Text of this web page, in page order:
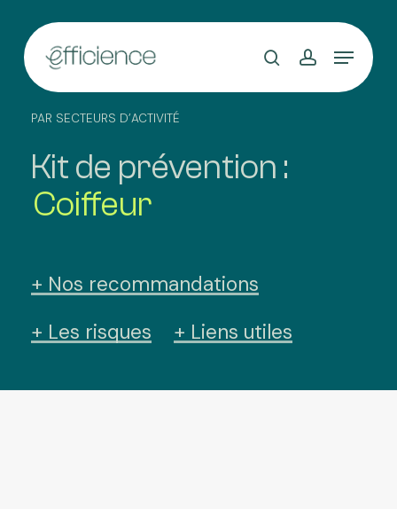
main
content
PAR SECTEURS D’ACTIVITÉ
Kit de prévention :
Coiffeur
+ Nos recommandations
+ Les risques
+ Liens utiles